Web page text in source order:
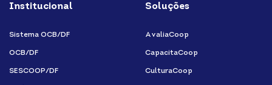
instagram
youtubefacebook-
f
Institucional
Sistema OCB/DF
OCB/DF
SESCOOP/DF
Soluções
AvaliaCoop
CapacitaCoop
CulturaCoop